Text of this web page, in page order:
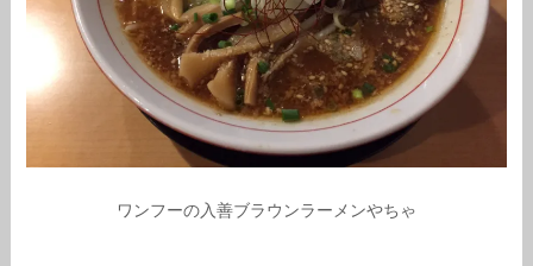
ワンフーの入善ブラウンラーメンやちゃ